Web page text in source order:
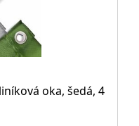
oka, šedá, 4